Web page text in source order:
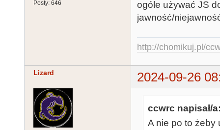
Posty: 646
ogóle używać JS
jawność/
http://chomikuj.pl/
Lizard 2024-09-26
ccwrc napisał/
A nie po to żeby